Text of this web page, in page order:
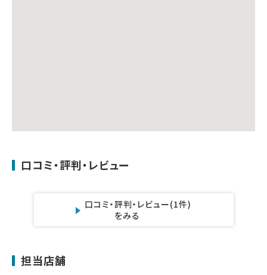
口コミ・評判・レビュー
口コミ・評判・レビュー
をみる
(1件)
担当店舗